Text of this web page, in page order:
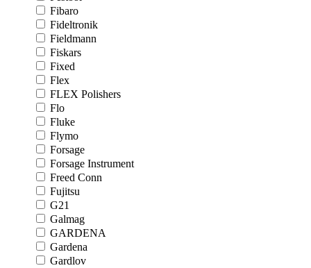
Fibaro
Fideltronik
Fieldmann
Fiskars
Fixed
Flex
FLEX Polishers
Flo
Fluke
Flymo
Forsage
Forsage Instrument
Freed Conn
Fujitsu
G21
Galmag
GARDENA
Gardena
Gardlov